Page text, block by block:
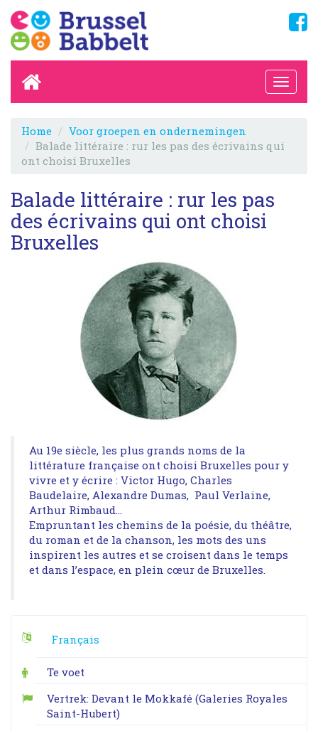
Home
Voor groepen en ondernemingen
Balade littéraire : rur les pas des écrivains qui
ont choisi Bruxelles
Balade littéraire : rur les pas
des écrivains qui ont choisi
Bruxelles
Au 19e siècle, les plus grands noms de la
littérature française ont choisi Bruxelles pour y
vivre et y écrire : Victor Hugo, Charles
Baudelaire, Alexandre Dumas, Paul Verlaine,
Arthur Rimbaud…
Empruntant les chemins de la poésie, du théâtre,
du roman et de la chanson, les mots des uns
inspirent les autres et se croisent dans le temps
et dans l’espace, en plein cœur de Bruxelles.
Français
Te voet
Vertrek: Devant le Mokkafé (Galeries Royales
Saint-Hubert)